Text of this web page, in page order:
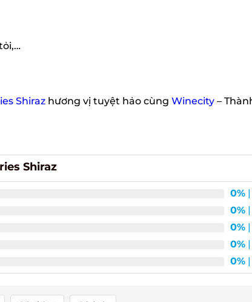
Shirazhương vị tuyệt hảo cùngWinecity– Thành
Shiraz
0%|
0%|
0%|
0%|
0%|